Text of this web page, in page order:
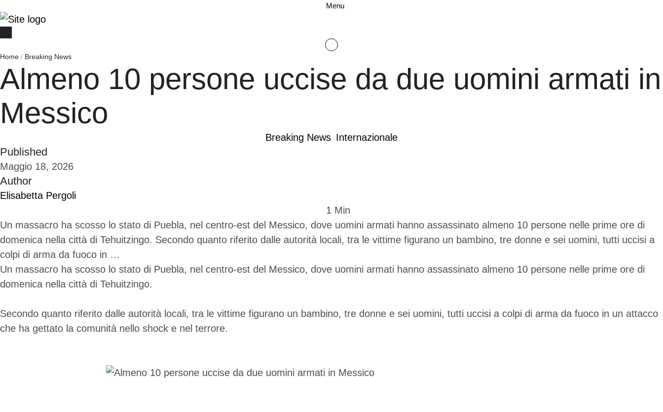
Menu
Home / Breaking News
Almeno 10 persone uccise da due uomini armati in
Messico
Breaking News Internazionale
Published
Maggio 18, 2026
Author
Elisabetta Pergoli
1 Min
Un massacro ha scosso lo stato di Puebla, nel centro-est del Messico, dove uomini armati hanno assassinato almeno 10 persone nelle prime ore di
domenica nella città di Tehuitzingo. Secondo quanto riferito dalle autorità locali, tra le vittime figurano un bambino, tre donne e sei uomini, tutti uccisi a
colpi di arma da fuoco in …
Un massacro ha scosso lo stato di Puebla, nel centro-est del Messico, dove uomini armati hanno assassinato almeno 10 persone nelle prime ore di
domenica nella città di Tehuitzingo.
Secondo quanto riferito dalle autorità locali, tra le vittime figurano un bambino, tre donne e sei uomini, tutti uccisi a colpi di arma da fuoco in un attacco
che ha gettato la comunità nello shock e nel terrore.